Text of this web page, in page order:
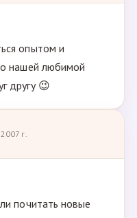
опытом и
нашей любимой
другу 😉
г.
почитать новые